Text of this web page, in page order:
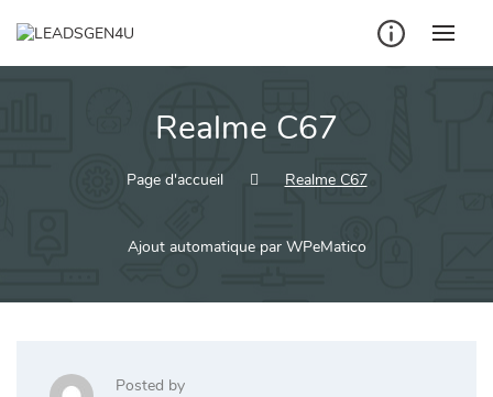
Realme C67
Page d'accueil Realme C67
Ajout automatique par WPeMatico
Posted by